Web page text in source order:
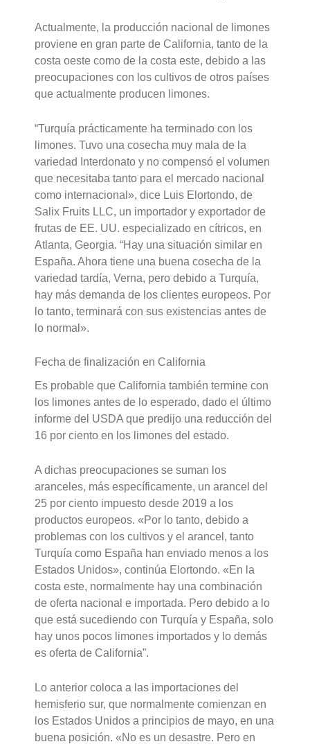
Actualmente, la producción nacional de limones
proviene en gran parte de California, tanto de la
costa oeste como de la costa este, debido a las
preocupaciones con los cultivos de otros países
que actualmente producen limones.
“Turquía prácticamente ha terminado con los
limones. Tuvo una cosecha muy mala de la
variedad Interdonato y no compensó el volumen
que necesitaba tanto para el mercado nacional
como internacional», dice Luis Elortondo, de
Salix Fruits LLC, un importador y exportador de
frutas de EE. UU. especializado en cítricos, en
Atlanta, Georgia. “Hay una situación similar en
España. Ahora tiene una buena cosecha de la
variedad tardía, Verna, pero debido a Turquía,
hay más demanda de los clientes europeos. Por
lo tanto, terminará con sus existencias antes de
lo normal».
Fecha de finalización en California
Es probable que California también termine con
los limones antes de lo esperado, dado el último
informe del USDA que predijo una reducción del
16 por ciento en los limones del estado.
A dichas preocupaciones se suman los
aranceles, más específicamente, un arancel del
25 por ciento impuesto desde 2019 a los
productos europeos. «Por lo tanto, debido a
problemas con los cultivos y el arancel, tanto
Turquía como España han enviado menos a los
Estados Unidos», continúa Elortondo. «En la
costa este, normalmente hay una combinación
de oferta nacional e importada. Pero debido a lo
que está sucediendo con Turquía y España, solo
hay unos pocos limones importados y lo demás
es oferta de California”.
Lo anterior coloca a las importaciones del
hemisferio sur, que normalmente comienzan en
los Estados Unidos a principios de mayo, en una
buena posición. «No es un desastre. Pero en